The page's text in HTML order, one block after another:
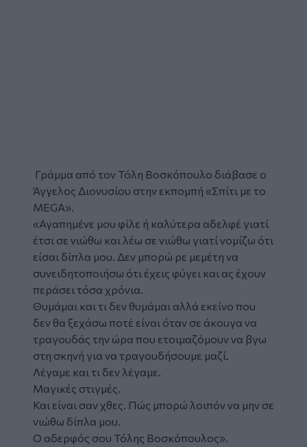
Γράμμα από τον Τόλη Βοσκόπουλο διάβασε ο
Άγγελος Διονυσίου στην εκπομπή «Σπίτι με το
MEGA».
«Αγαπημένε μου φίλε ή καλύτερα αδελφέ γιατί
έτσι σε νιώθω και λέω σε νιώθω γιατί νομίζω ότι
είσαι δίπλα μου. Δεν μπορώ ρε μεμέτη να
συνειδητοποιήσω ότι έχεις φύγει και ας έχουν
περάσει τόσα χρόνια.
Θυμάμαι και τι δεν θυμάμαι αλλά εκείνο που
δεν θα ξεχάσω ποτέ είναι όταν σε άκουγα να
τραγουδάς την ώρα που ετοιμαζόμουν να βγω
στη σκηνή για να τραγουδήσουμε μαζί.
Λέγαμε και τι δεν λέγαμε.
Μαγικές στιγμές.
Και είναι σαν χθες. Πώς μπορώ λοιπόν να μην σε
νιώθω δίπλα μου.
Ο αδερφός σου Τόλης Βοσκόπουλος».